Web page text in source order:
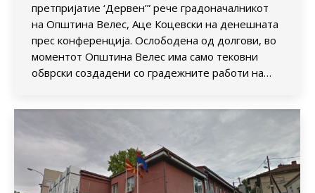
претпријатие ‘Дервен’” рече градоначалникот
на Општина Велес, Аце Коцевски на денешната
прес конференција. Ослободена од долгови, во
моментот Општина Велес има само тековни
обврски создадени со градежните работи на…